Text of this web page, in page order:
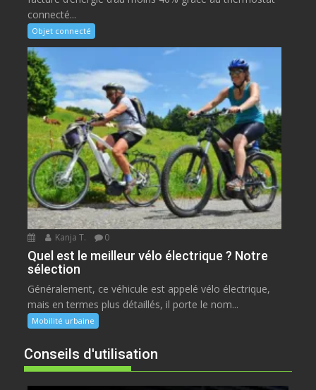
connecté...
Objet connecté
Kanja T. 0
Quel est le meilleur vélo électrique ? Notre
sélection
Généralement, ce véhicule est appelé vélo électrique,
mais en termes plus détaillés, il porte le nom...
Mobilité urbaine
Conseils d'utilisation